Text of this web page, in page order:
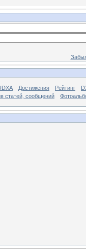
Достижения Рейтинг
статей, сообщений